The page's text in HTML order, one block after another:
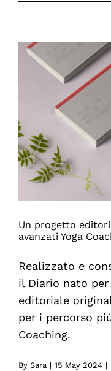
Un progetto
avanzati Yoga
Realizzato e
il Diario nato
editoriale
per i percorso
Coaching.
By Sara | 15 May 2024 |